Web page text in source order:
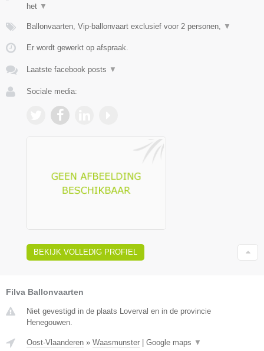
het ▼
Ballonvaarten, Vip-ballonvaart exclusief voor 2 personen, ▼
Er wordt gewerkt op afspraak.
Laatste facebook posts ▼
Sociale media:
BEKIJK VOLLEDIG PROFIEL
Filva Ballonvaarten
Niet gevestigd in de plaats Loverval en in de provincie
Henegouwen.
Oost-Vlaanderen » Waasmunster Google maps ▼